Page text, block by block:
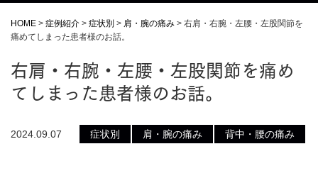
HOME > 症例紹介 > 症状別 > 肩・腕の痛み > 右肩・右腕・左腰・左股関節を
痛めてしまった患者様のお話。
右肩・右腕・左腰・左股関節を痛め
てしまった患者様のお話。
2024.09.07 症状別 肩・腕の痛み 背中・腰の痛み